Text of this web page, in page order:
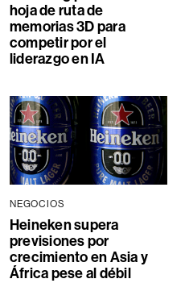
hoja de ruta de
memorias 3D para
competir por el
liderazgo en IA
NEGOCIOS
Heineken supera
previsiones por
crecimiento en Asia y
África pese al débil